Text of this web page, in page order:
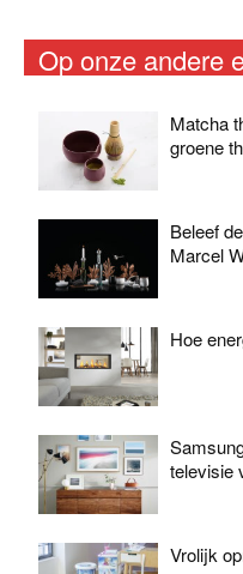
Op onze andere
Matcha
groene
Beleef
Marcel
Hoe
televisie
Vrolijk